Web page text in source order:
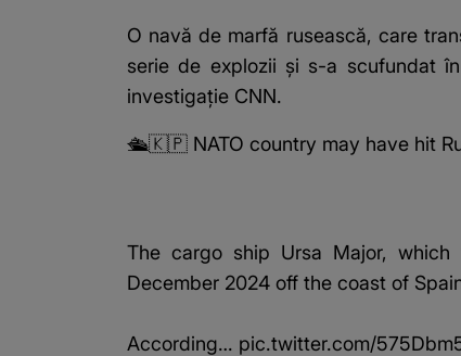
O navă de marfă rusească, care
serie de explozii și s-a scufundat
investigație CNN.
🛳️🇰🇵 NATO country may have hit
The cargo ship Ursa Major, which
December 2024 off the coast of
According… pic.twitter.com/